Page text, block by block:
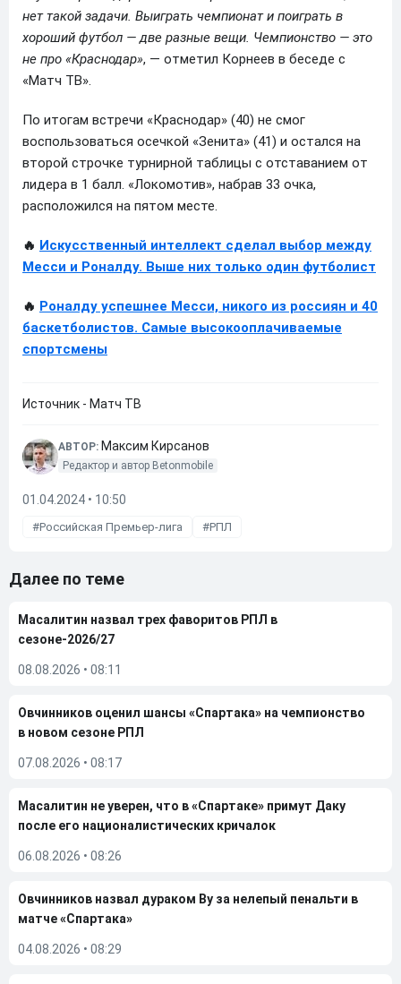
нет такой задачи. Выиграть чемпионат и поиграть в
хороший футбол — две разные вещи. Чемпионство — это
не про «Краснодар», — отметил Корнеев в беседе с
«Матч ТВ».
По итогам встречи «Краснодар» (40) не смог
воспользоваться осечкой «Зенита» (41) и остался на
второй строчке турнирной таблицы с отставанием от
лидера в 1 балл. «Локомотив», набрав 33 очка,
расположился на пятом месте.
🔥 Искусственный интеллект сделал выбор между
Месси и Роналду. Выше них только один футболист
🔥 Роналду успешнее Месси, никого из россиян и 40
баскетболистов. Самые высокооплачиваемые
спортсмены
Источник - Матч ТВ
АВТОР: Максим Кирсанов
Редактор и автор Betonmobile
01.04.2024 • 10:50
Российская Премьер-лига РПЛ
Далее по теме
Масалитин назвал трех фаворитов РПЛ в
сезоне-2026/27
08.08.2026 • 08:11
Овчинников оценил шансы «Спартака» на чемпионство
в новом сезоне РПЛ
07.08.2026 • 08:17
Масалитин не уверен, что в «Спартаке» примут Даку
после его националистических кричалок
06.08.2026 • 08:26
Овчинников назвал дураком Ву за нелепый пенальти в
матче «Спартака»
04.08.2026 • 08:29